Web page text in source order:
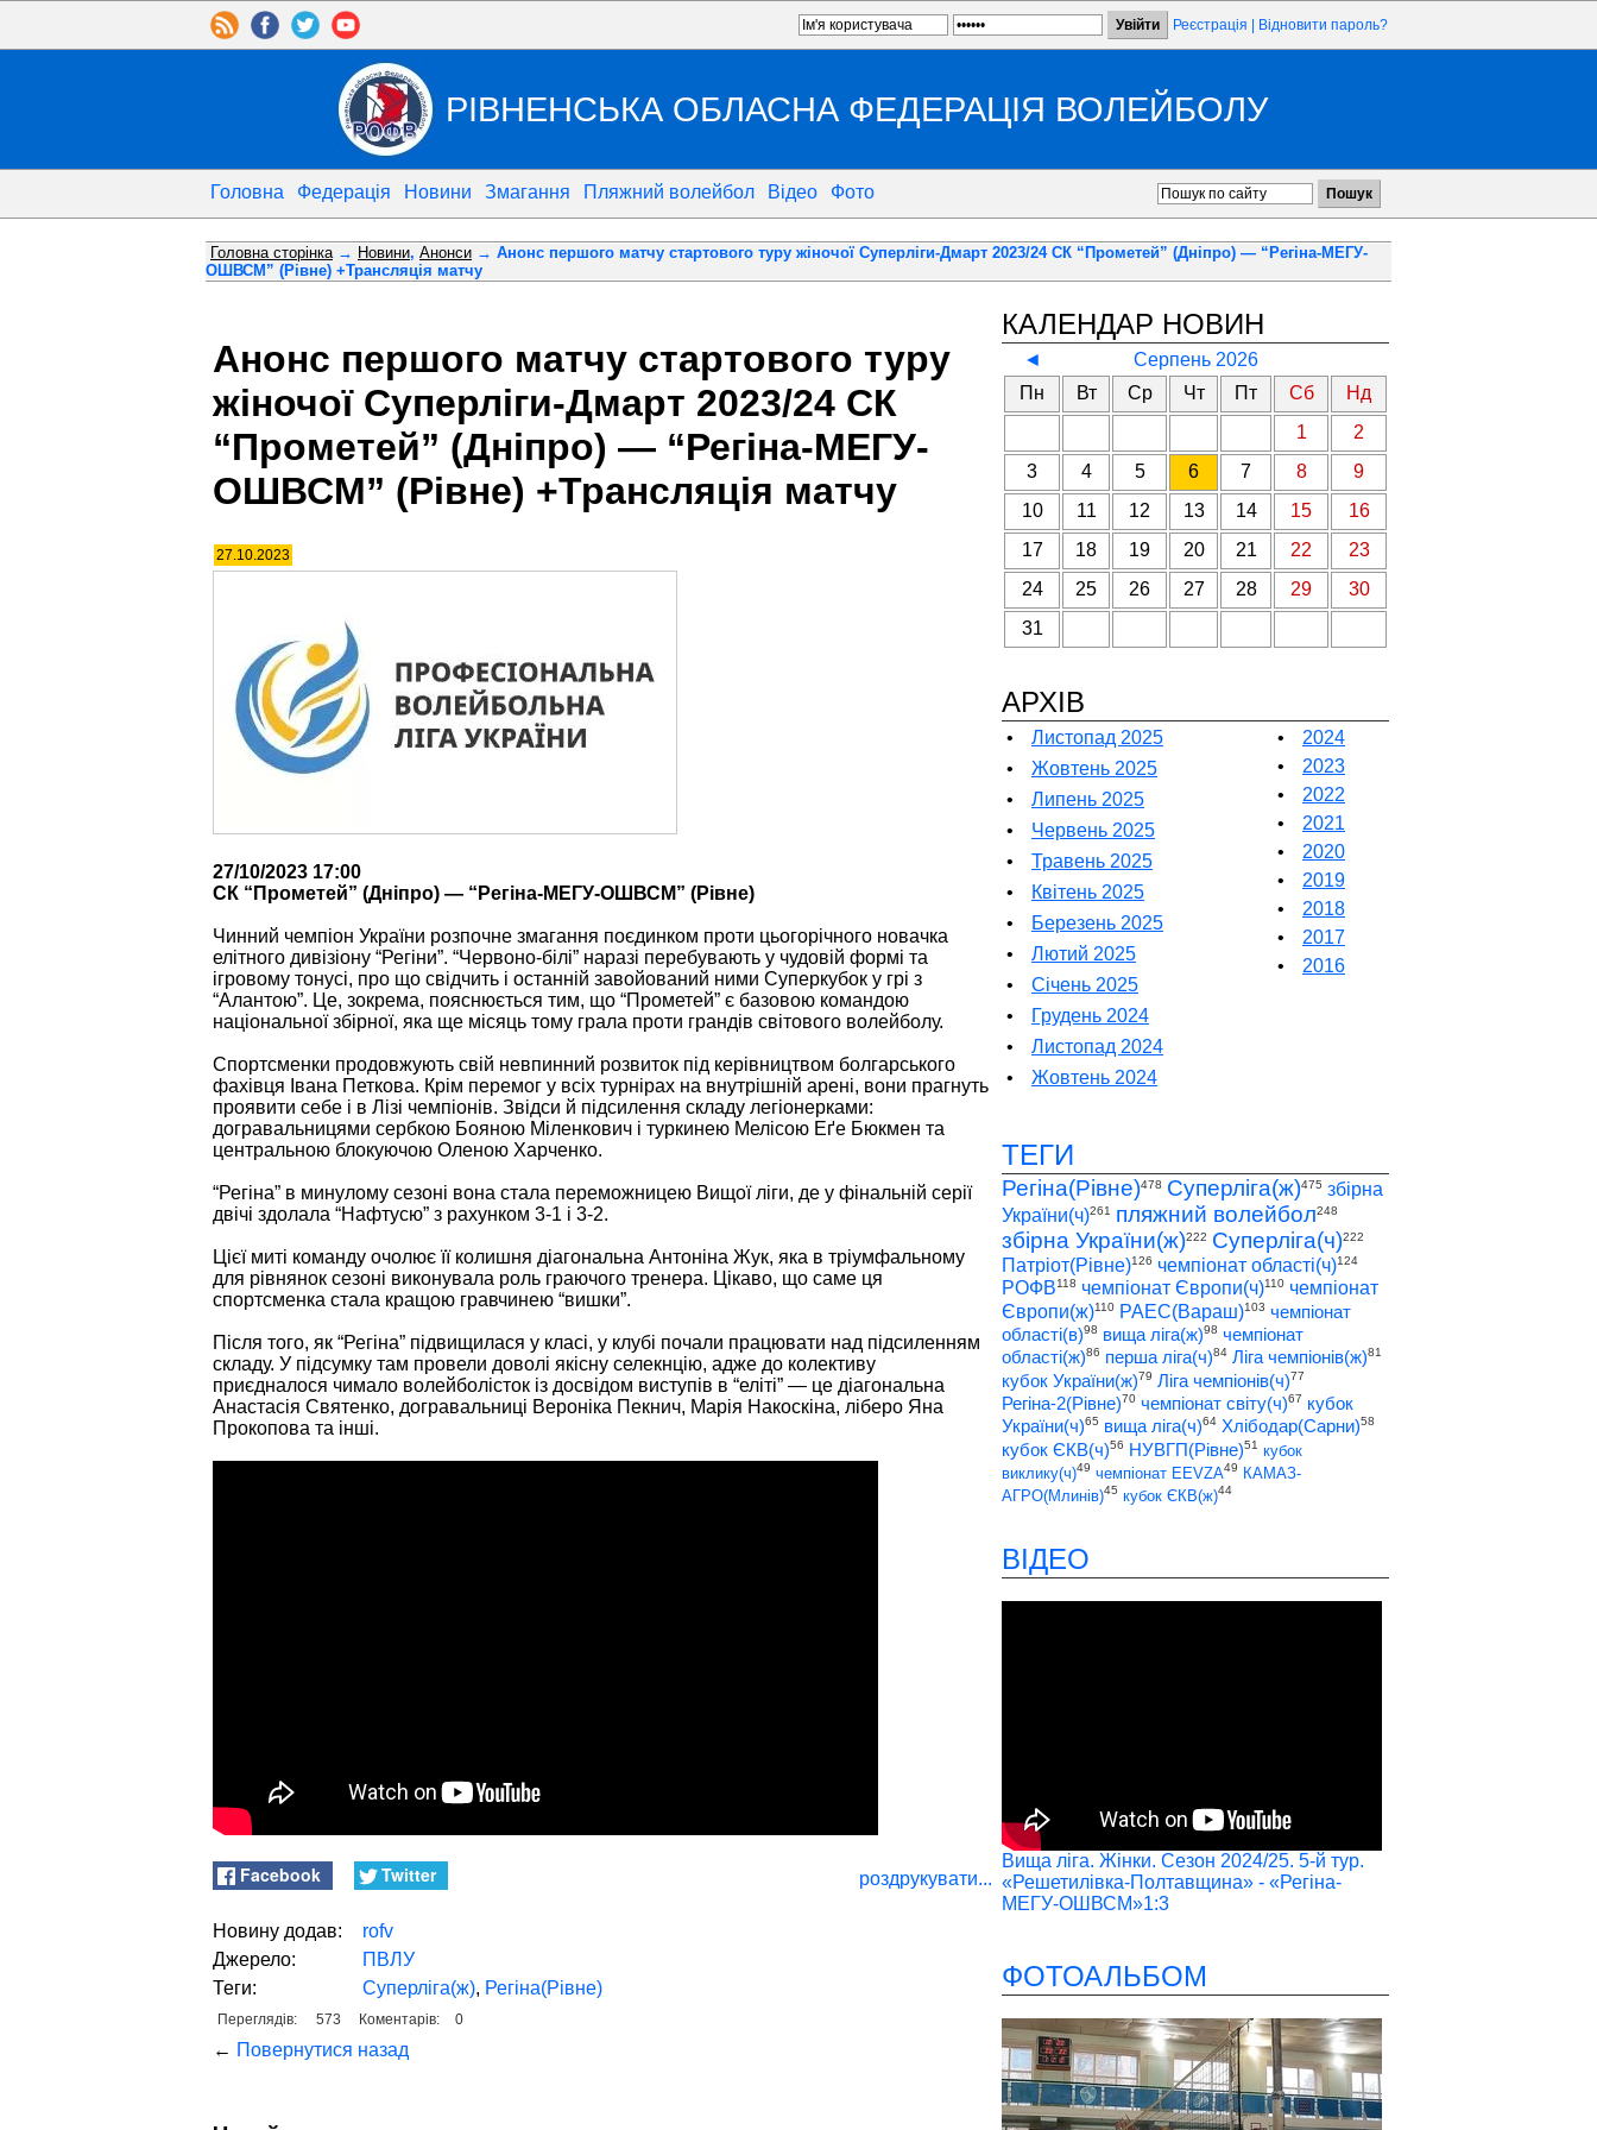
Реєстрація Відновити пароль?
РІВНЕНСЬКА ОБЛАСНА ФЕДЕРАЦІЯ ВОЛЕЙБОЛУ
Головна Федерація Новини Змагання Пляжний волейбол Відео Фото
Головна сторінка→ Новини, Анонси → Анонс першого матчу стартового туру жіночої Суперліги-Дмарт 2023/24 СК “Прометей” (Дніпро) — “Регіна-МЕГУ-
ОШВСМ” (Рівне) +Трансляція матчу
Анонс першого матчу стартового туру
жіночої Суперліги-Дмарт 2023/24 СК
“Прометей” (Дніпро) — “Регіна-МЕГУ-
ОШВСМ” (Рівне) +Трансляція матчу
27.10.2023
27/10/2023 17:00
СК “Прометей” (Дніпро) — “Регіна-МЕГУ-ОШВСМ” (Рівне)
Чинний чемпіон України розпочне змагання поєдинком проти цьогорічного новачка
елітного дивізіону “Регіни”. “Червоно-білі” наразі перебувають у чудовій формі та
ігровому тонусі, про що свідчить і останній завойований ними Суперкубок у грі з
“Алантою”. Це, зокрема, пояснюється тим, що “Прометей” є базовою командою
національної збірної, яка ще місяць тому грала проти грандів світового волейболу.
Спортсменки продовжують свій невпинний розвиток під керівництвом болгарського
фахівця Івана Петкова. Крім перемог у всіх турнірах на внутрішній арені, вони прагнуть
проявити себе і в Лізі чемпіонів. Звідси й підсилення складу легіонерками:
догравальницями сербкою Бояною Міленкович і туркинею Мелісою Еґе Бюкмен та
центральною блокуючою Оленою Харченко.
“Регіна” в минулому сезоні вона стала переможницею Вищої ліги, де у фінальній серії
двічі здолала “Нафтусю” з рахунком 3-1 і 3-2.
Цієї миті команду очолює її колишня діагональна Антоніна Жук, яка в тріумфальному
для рівнянок сезоні виконувала роль граючого тренера. Цікаво, що саме ця
спортсменка стала кращою гравчинею “вишки”.
Після того, як “Регіна” підвищилася у класі, у клубі почали працювати над підсиленням
складу. У підсумку там провели доволі якісну селекнцію, адже до колективу
приєдналося чимало волейболісток із досвідом виступів в “еліті” — це діагональна
Анастасія Святенко, догравальниці Вероніка Пекнич, Марія Накоскіна, ліберо Яна
Прокопова та інші.
Facebook Twitter роздрукувати...
Новину додав:
rofv
Джерело:
ПВЛУ
Теги:
Суперліга(ж), Регіна(Рівне)
Переглядів: 573 Коментарів: 0
← Повернутися назад
КАЛЕНДАР НОВИН
◄
Серпень 2026
Пн
Вт Ср Чт Пт Сб
Нд
1
2
3
4 5 6 7 8
9
10
11 12 13 14 15
16
17
18 19 20 21 22
23
24
25 26 27 28 29
30
31
АРХІВ
•
Листопад 2025
•
Жовтень 2025
•
Липень 2025
•
Червень 2025
•
Травень 2025
•
Квітень 2025
•
Березень 2025
•
Лютий 2025
•
Січень 2025
•
Грудень 2024
•
Листопад 2024
•
Жовтень 2024
•
2024
•
2023
•
2022
•
2021
•
2020
•
2019
•
2018
•
2017
•
2016
ТЕГИ
Регіна(Рівне)478 Суперліга(ж)475 збірна
України(ч)261 пляжний волейбол248
збірна України(ж)222 Суперліга(ч)222
Патріот(Рівне)126 чемпіонат області(ч)124
РОФВ118 чемпіонат Європи(ч)110 чемпіонат
Європи(ж)110 РАЕС(Вараш)103 чемпіонат
області(в)98 вища ліга(ж)98 чемпіонат
області(ж)86 перша ліга(ч)84 Ліга чемпіонів(ж)81
кубок України(ж)79 Ліга чемпіонів(ч)77
Регіна-2(Рівне)70 чемпіонат світу(ч)67 кубок
України(ч)65 вища ліга(ч)64 Хлібодар(Сарни)58
кубок ЄКВ(ч)56 НУВГП(Рівне)51 кубок
виклику(ч)49 чемпіонат EEVZA49
КАМАЗ-
АГРО(Млинів)45 кубок ЄКВ(ж)44
ВІДЕО
Вища ліга. Жінки. Сезон 2024/25. 5-й тур.
«Решетилівка-Полтавщина» - «Регіна-
МЕГУ-ОШВСМ»1:3
ФОТОАЛЬБОМ